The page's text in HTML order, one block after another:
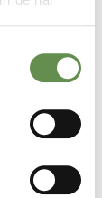
i alla
bättre.